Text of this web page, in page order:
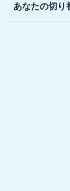
あなたの切り